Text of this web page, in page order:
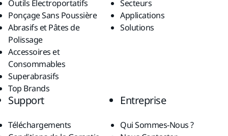
Outils Électroportatifs
Ponçage Sans Poussière
Abrasifs et Pâtes de
Polissage
Accessoires et
Consommables
Superabrasifs
Top Brands
Secteurs
Applications
Solutions
Support
Téléchargements
Entreprise
Qui Sommes-Nous ?